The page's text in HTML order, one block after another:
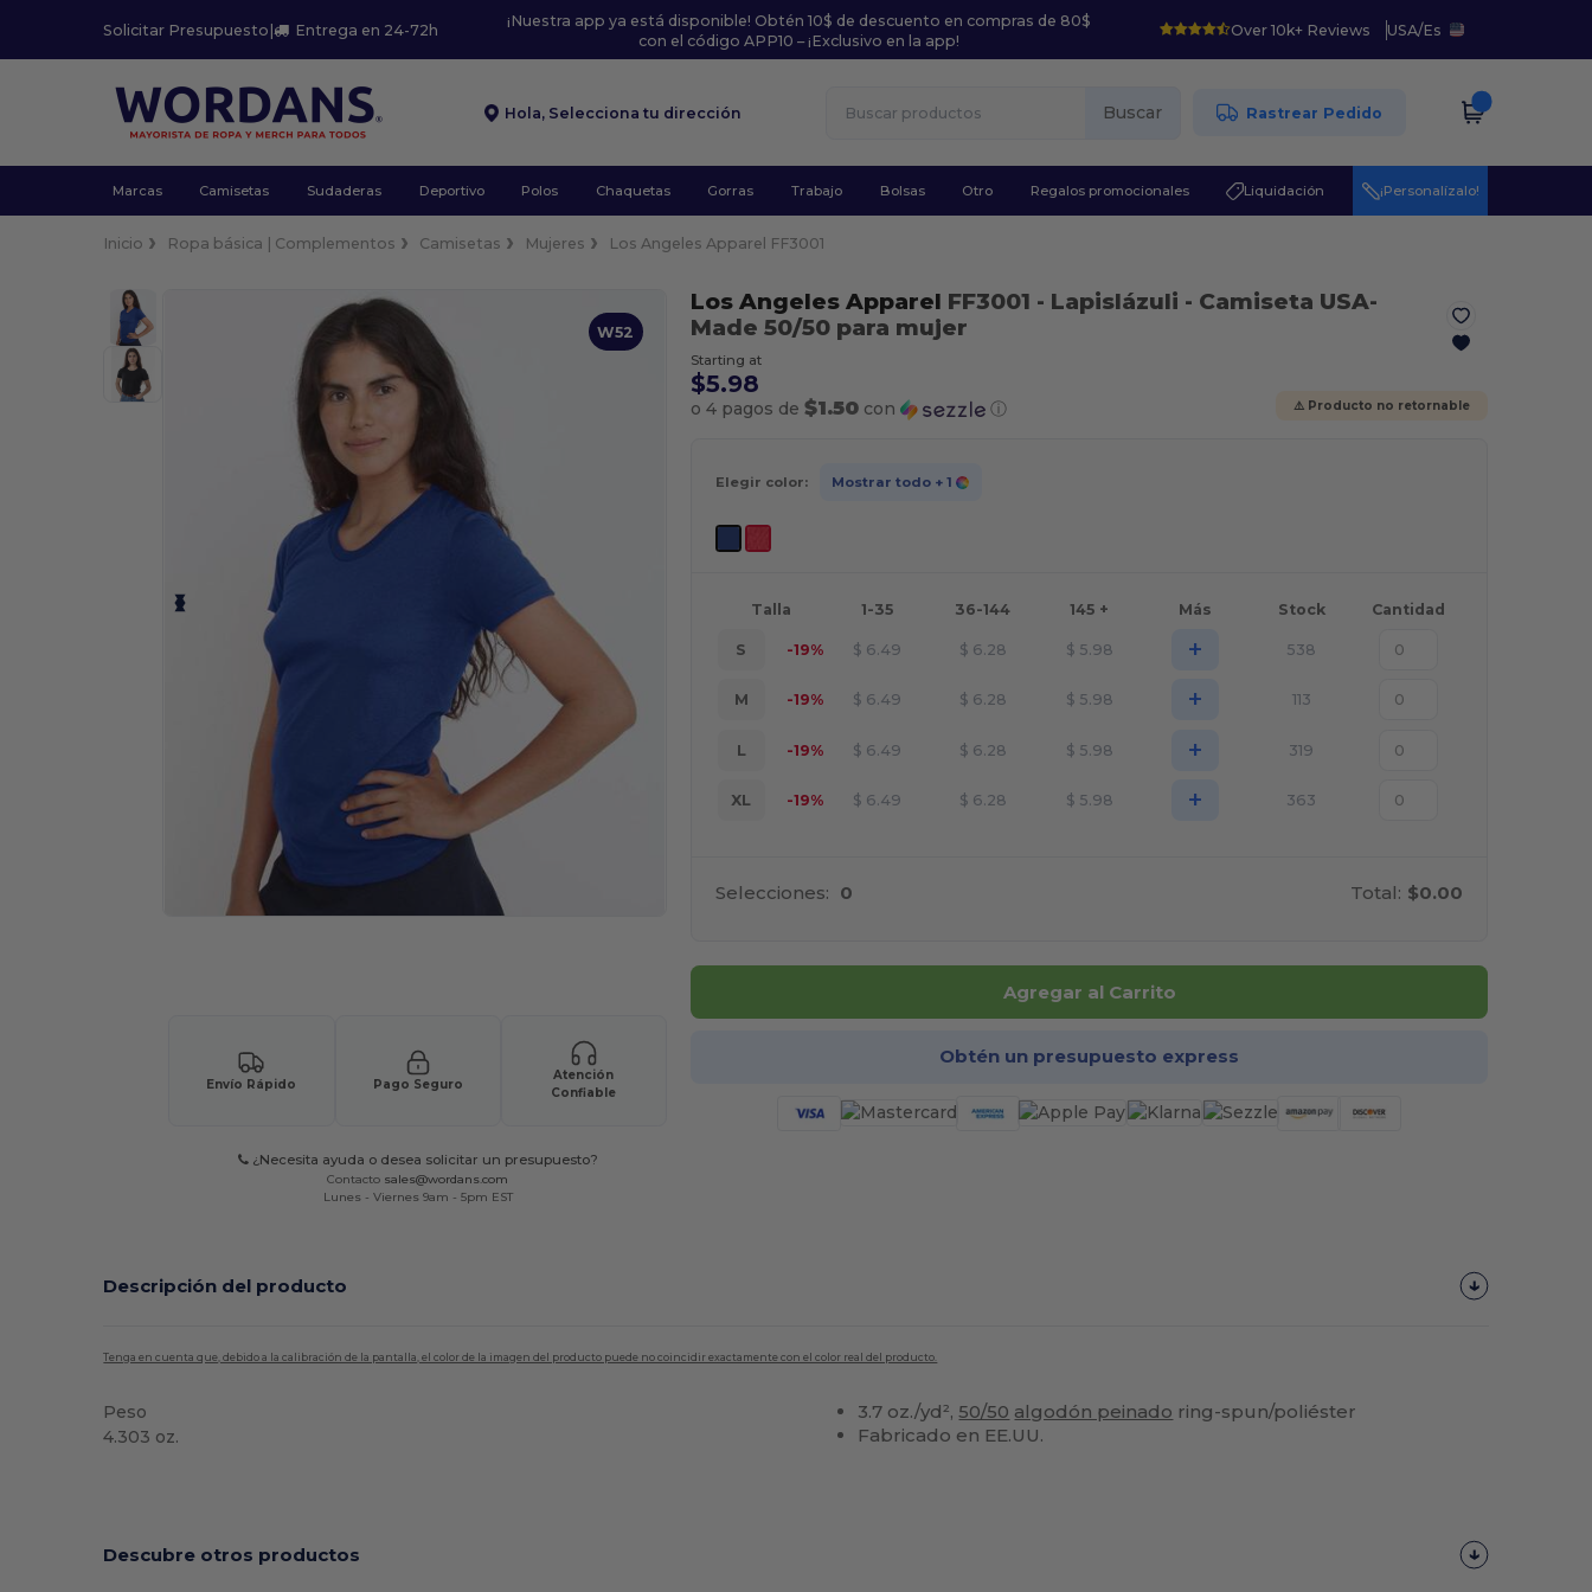
Solicitar Presupuesto | Entrega en 24-72h
¡Nuestra app ya está disponible! Obtén 10$ de descuento en compras de 80$
con el código APP10 – ¡Exclusivo en la app!
Over 10k+ Reviews USA/Es
Hola, Selecciona tu dirección Buscar Rastrear Pedido
Marcas Camisetas Sudaderas Deportivo Polos Chaquetas Gorras Trabajo Bolsas Otro Regalos promocionales Liquidación ¡Personalízalo!
Inicio Ropa básica | Complementos Camisetas Mujeres Los Angeles Apparel FF3001
W52
Envío Rápido Pago Seguro
Atención
Confiable
¿Necesita ayuda o desea solicitar un presupuesto?
Contacto sales@wordans.com
Lunes - Viernes 9am - 5pm EST
Los Angeles Apparel FF3001 - Lapislázuli - Camiseta USA-
Made 50/50 para mujer
Starting at
$5.98
o 4 pagos de $1.50con ⓘ ⚠️ Producto no retornable
Elegir color: Mostrar todo + 1
Talla 1-35 36-144 145 + Más Stock Cantidad
S -19% $ 6.49 $ 6.28 $ 5.98 + 538
M -19% $ 6.49 $ 6.28 $ 5.98 + 113
L -19% $ 6.49 $ 6.28 $ 5.98 + 319
XL -19% $ 6.49 $ 6.28 $ 5.98 + 363
Selecciones: 0 Total: $0.00
Agregar al Carrito
Obtén un presupuesto express
Descripción del producto
Tenga en cuenta que, debido a la calibración de la pantalla, el color de la imagen del producto puede no coincidir exactamente con el color real del producto.
Peso
4.303 oz.
3.7 oz./yd²,50/50 algodón peinado ring-spun/poliéster
Fabricado en EE.UU.
Descubre otros productos